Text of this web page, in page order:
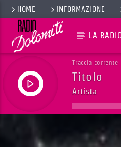
HOME INFORMAZIONE
LA
Traccia corrente
Titolo
Artista